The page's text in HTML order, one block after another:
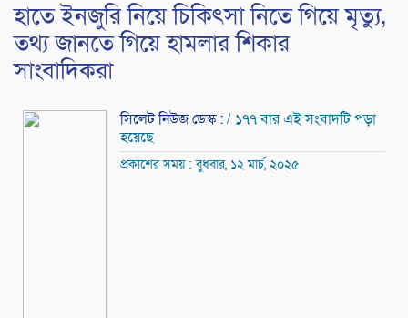
হাতে ইনজুরি নিয়ে চিকিৎসা নিতে গিয়ে মৃত্যু,
তথ্য জানতে গিয়ে হামলার শিকার
সাংবাদিকরা
সিলেট নিউজ ডেস্ক :/ ১৭৭ বার এই সংবাদটি পড়া
হয়েছে
প্রকাশের সময় : বুধবার, ১২ মার্চ, ২০২৫